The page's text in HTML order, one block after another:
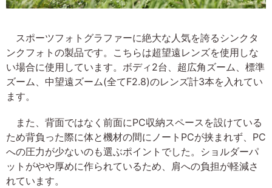
スポーツフォトグラファーに絶大な人気を誇るシンクタ
ンクフォトの製品です。こちらは超望遠レンズを使用しな
い場合に使用しています。ボディ2台、超広角ズーム、標準
ズーム、中望遠ズーム(全てF2.8)のレンズ計3本を入れてい
ます。
また、背面ではなく前面にPC収納スペースを設けている
ため背負った際に体と機材の間にノートPCが挟まれず、PC
への圧力が少ないのも選ぶポイントでした。ショルダーパ
ットがやや厚めに作られているため、肩への負担が軽減さ
れています。